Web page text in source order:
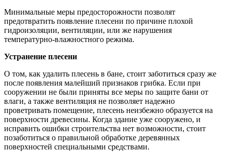
Минимальные меры предосторожности позволят
предотвратить появление плесени по причине плохой
гидроизоляции, вентиляции, или же нарушения
температурно-влажностного режима.
Устранение плесени
О том, как удалить плесень в бане, стоит заботиться сразу же
после появления малейший признаков грибка. Если при
сооружении не были приняты все меры по защите бани от
влаги, а также вентиляция не позволяет надежно
проветривать помещение, плесень неизбежно образуется на
поверхности древесины. Когда здание уже сооружено, и
исправить ошибки строительства нет возможности, стоит
позаботиться о правильной обработке деревянных
поверхностей специальными средствами.